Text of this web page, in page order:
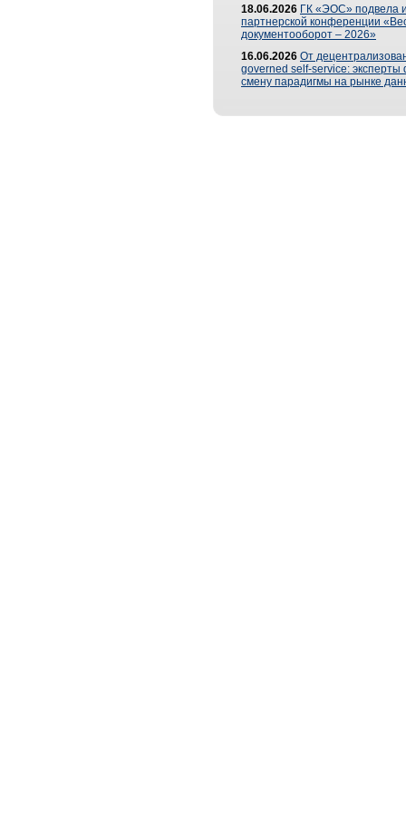
18.06.2026 ГК «ЭОС» подвела
партнерской конференции
документооборот – 2026»
16.06.2026 От
governed self-service: эксперты
смену парадигмы на рынке